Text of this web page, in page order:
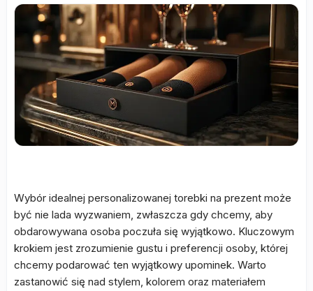
Wybór idealnej personalizowanej torebki na prezent może
być nie lada wyzwaniem, zwłaszcza gdy chcemy, aby
obdarowywana osoba poczuła się wyjątkowo. Kluczowym
krokiem jest zrozumienie gustu i preferencji osoby, której
chcemy podarować ten wyjątkowy upominek. Warto
zastanowić się nad stylem, kolorem oraz materiałem